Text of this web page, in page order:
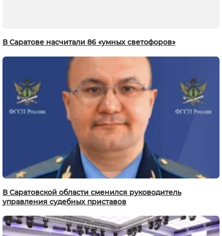
В Саратове насчитали 86 «умных светофоров»
В Саратовской области сменился руководитель
управления судебных приставов